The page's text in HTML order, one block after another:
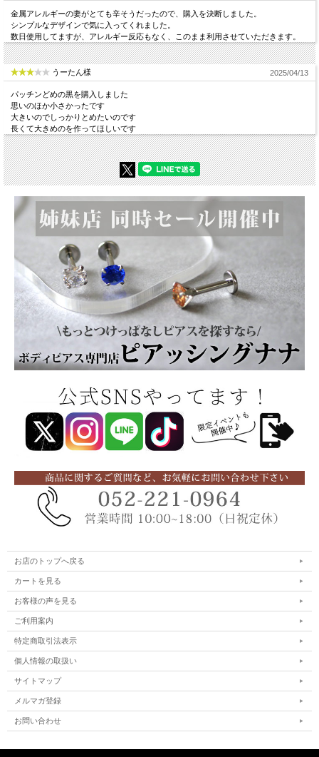
金属アレルギーの妻がとても辛そうだったので、購入を決断しました。
シンプルなデザインで気に入ってくれました。
数日使用してますが、アレルギー反応もなく、このまま利用させていただきます。
うーたん様 2025/04/13
パッチンどめの黒を購入しました
思いのほか小さかったです
大きいのでしっかりとめたいのです
長くて大きめのを作ってほしいです
お店のトップへ戻る
カートを見る
お客様の声を見る
ご利用案内
特定商取引法表示
個人情報の取扱い
サイトマップ
メルマガ登録
お問い合わせ